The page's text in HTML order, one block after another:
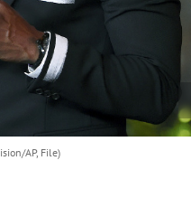
AP, File)